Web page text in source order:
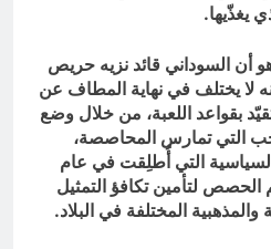
يغذّيها.
أن السوداني قائد نزيه حريص
لا يختلف في نهاية المطاف عن
بقواعد اللعبة، من خلال وضع
التي تمارس المحاصصة،
التي أُطلِقت في عام
الحصص لتأمين تكافؤ التمثيل
المختلفة في البلاد.